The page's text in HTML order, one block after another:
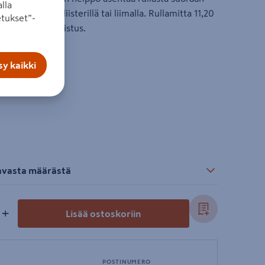
soveltuvalla liisterillä tai liimalla. Rullamitta 11,20
cm, tasakohdistus.
määrästä
+ Lisää ostoskoriin
POSTINUMERO
kaikki